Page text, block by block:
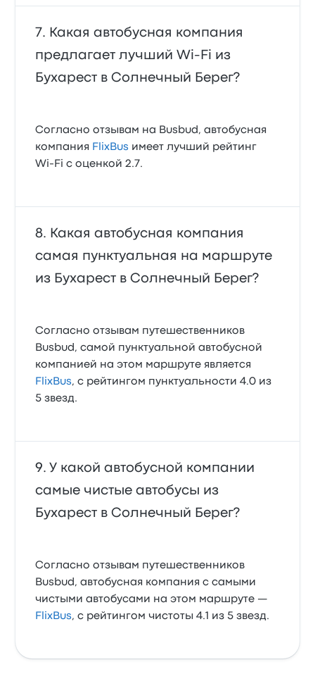
Какая автобусная компания
предлагает лучший Wi‑Fi из
Бухарест в Солнечный Берег?
Согласно отзывам на Busbud, автобусная
компания FlixBus имеет лучший рейтинг
Wi‑Fi с оценкой 2.7.
Какая автобусная компания
самая пунктуальная на маршруте
из Бухарест в Солнечный Берег?
Согласно отзывам путешественников
Busbud, самой пунктуальной автобусной
компанией на этом маршруте является
FlixBus, с рейтингом пунктуальности 4.0 из
5 звезд.
У какой автобусной компании
самые чистые автобусы из
Бухарест в Солнечный Берег?
Согласно отзывам путешественников
Busbud, автобусная компания с самыми
чистыми автобусами на этом маршруте —
FlixBus, с рейтингом чистоты 4.1 из 5 звезд.